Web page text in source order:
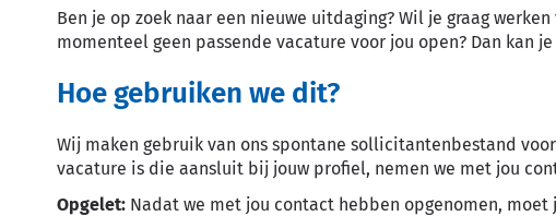
Ben je op zoek naar een nieuwe uitdaging? Wil je graag
momenteel geen passende vacature voor jou open? Dan kan
Hoe gebruiken we dit?
Wij maken gebruik van ons spontane sollicitantenbestand
vacature is die aansluit bij jouw profiel, nemen we met jou
Opgelet: Nadat we met jou contact hebben opgenomen,